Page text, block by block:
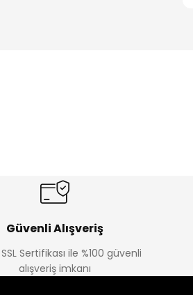
Güvenli Alışveriş
Sertifikası ile %100 güvenli
alışveriş imkanı